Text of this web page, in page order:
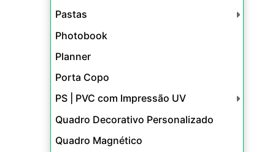
Pastas
Photobook
Planner
Porta Copo
PS | PVC com Impressão UV
Quadro Decorativo Personalizado
Quadro Magnético